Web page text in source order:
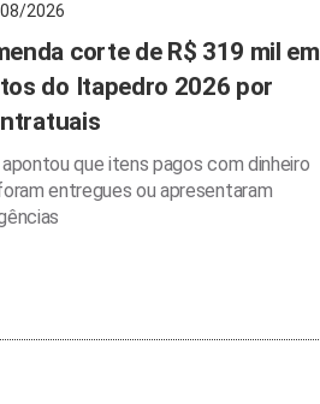
2026
corte de R$ 319 mil em
do Itapedro 2026 por
que itens pagos com dinheiro
entregues ou apresentaram